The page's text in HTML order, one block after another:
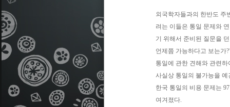
외국학자들과의 한반도 주
려는 이들은 통일 문제와
기 위해서 준비된 질문을
언제쯤 가능하다고 보는가
통일에 관한 견해와 관련
사실상 통일의 불가능을 예
한국 통일의 비용 문제는
여겨졌다.